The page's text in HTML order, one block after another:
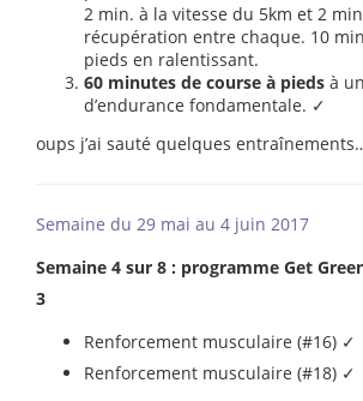
2 min. à la vitesse du 5km et 2
récupération entre chaque. 10
pieds en ralentissant.
60 minutes de course à pieds à
d’endurance fondamentale. ✓
oups j’ai sauté quelques
Semaine du 29 mai au 4 juin 2017
Semaine 4 sur 8 : programme Get
3
Renforcement musculaire (#16) ✓
Renforcement musculaire (#18) ✓